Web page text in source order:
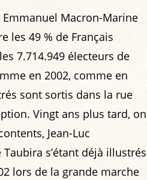
Macron-Marine
les 49 % de Français
7.714.949 électeurs de
en 2002, comme en
sont sortis dans la rue
Vingt ans plus tard, on
Jean-Luc
s’étant déjà illustrés
lors de la grande marche